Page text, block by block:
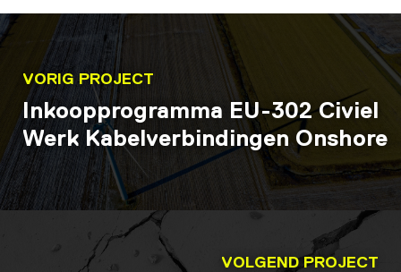
VORIG PROJECT
Inkoopprogramma EU-302 Civiel
Werk Kabelverbindingen Onshore
VOLGEND PROJECT